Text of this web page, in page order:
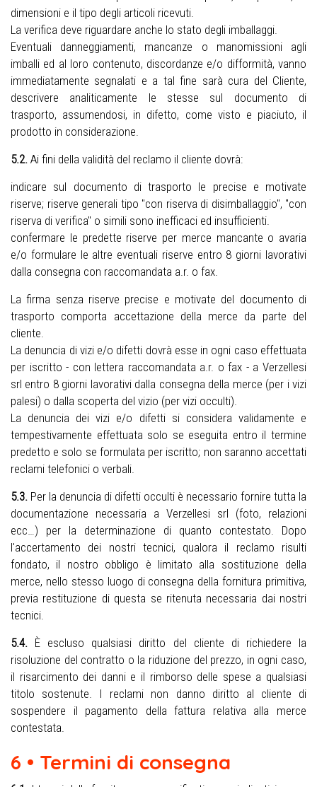
dimensioni e il tipo degli articoli ricevuti.
La verifica deve riguardare anche lo stato degli imballaggi.
Eventuali danneggiamenti, mancanze o manomissioni agli
imballi ed al loro contenuto, discordanze e/o difformità, vanno
immediatamente segnalati e a tal fine sarà cura del Cliente,
descrivere analiticamente le stesse sul documento di
trasporto, assumendosi, in difetto, come visto e piaciuto, il
prodotto in considerazione.
5.2. Ai fini della validità del reclamo il cliente dovrà:
indicare sul documento di trasporto le precise e motivate
riserve; riserve generali tipo "con riserva di disimballaggio", "con
riserva di verifica" o simili sono inefficaci ed insufficienti.
confermare le predette riserve per merce mancante o avaria
e/o formulare le altre eventuali riserve entro 8 giorni lavorativi
dalla consegna con raccomandata a.r. o fax.
La firma senza riserve precise e motivate del documento di
trasporto comporta accettazione della merce da parte del
cliente.
La denuncia di vizi e/o difetti dovrà esse in ogni caso effettuata
per iscritto - con lettera raccomandata a.r. o fax - a Verzellesi
srl entro 8 giorni lavorativi dalla consegna della merce (per i vizi
palesi) o dalla scoperta del vizio (per vizi occulti).
La denuncia dei vizi e/o difetti si considera validamente e
tempestivamente effettuata solo se eseguita entro il termine
predetto e solo se formulata per iscritto; non saranno accettati
reclami telefonici o verbali.
5.3. Per la denuncia di difetti occulti è necessario fornire tutta la
documentazione necessaria a Verzellesi srl (foto, relazioni
ecc…) per la determinazione di quanto contestato. Dopo
l'accertamento dei nostri tecnici, qualora il reclamo risulti
fondato, il nostro obbligo è limitato alla sostituzione della
merce, nello stesso luogo di consegna della fornitura primitiva,
previa restituzione di questa se ritenuta necessaria dai nostri
tecnici.
5.4. È escluso qualsiasi diritto del cliente di richiedere la
risoluzione del contratto o la riduzione del prezzo, in ogni caso,
il risarcimento dei danni e il rimborso delle spese a qualsiasi
titolo sostenute. I reclami non danno diritto al cliente di
sospendere il pagamento della fattura relativa alla merce
contestata.
6 • Termini di consegna